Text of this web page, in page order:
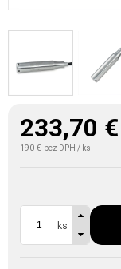
233,70 €
190 € bez DPH / ks
ks